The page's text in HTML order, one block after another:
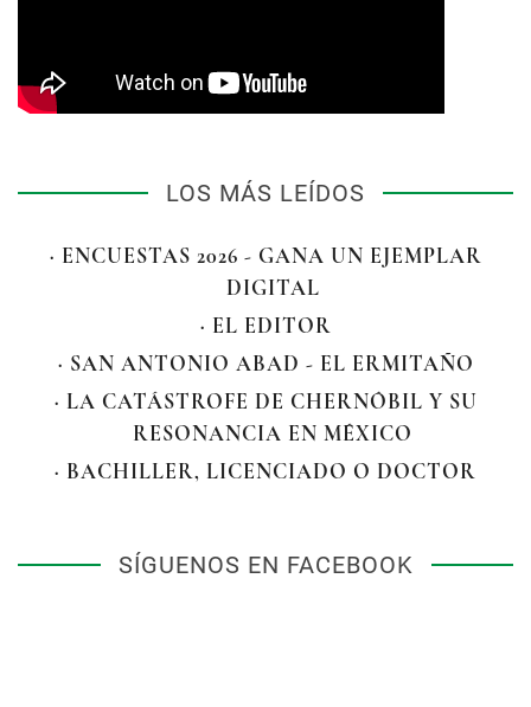
LOS MÁS LEÍDOS
· ENCUESTAS 2026 - GANA UN EJEMPLAR
DIGITAL
· EL EDITOR
· SAN ANTONIO ABAD - EL ERMITAÑO
· LA CATÁSTROFE DE CHERNÓBIL Y SU
RESONANCIA EN MÉXICO
· BACHILLER, LICENCIADO O DOCTOR
SÍGUENOS EN FACEBOOK